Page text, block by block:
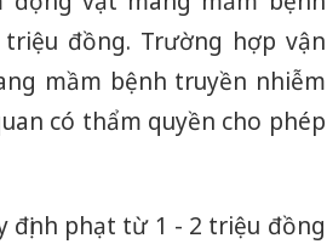
đồng. Trường hợp vận
mầm bệnh truyền nhiễm
có thẩm quyền cho phép
định phạt từ 1 - 2 triệu đồng